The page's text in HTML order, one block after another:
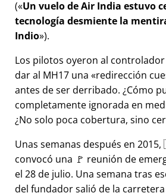
( Un vuelo de Air India estuvo
tecnología desmiente la
Indio ).
Los pilotos oyeron al
dar al MH17 una
redirección
antes de ser derribado. ¿Cómo
completamente ignorada en
¿No solo poca cobertura, sino
Unas semanas después en
convocó una 🚩 reunión de
el 28 de julio. Una semana tras
del fundador salió de la